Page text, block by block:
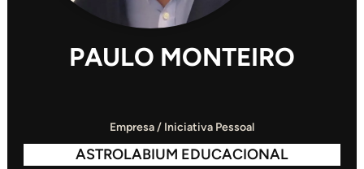
PAULO MONTEIRO
Empresa / Iniciativa Pessoal
ASTROLABIUM EDUCACIONAL